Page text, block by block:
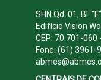
SHN Qd. 01, Bl.
Edifício Vision
CEP: 70.701-060
Fone: (61) 3961-